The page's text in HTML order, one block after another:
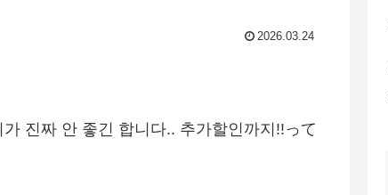
2026.03.24
진짜 안 좋긴 합니다.. 추가할인까지!!って